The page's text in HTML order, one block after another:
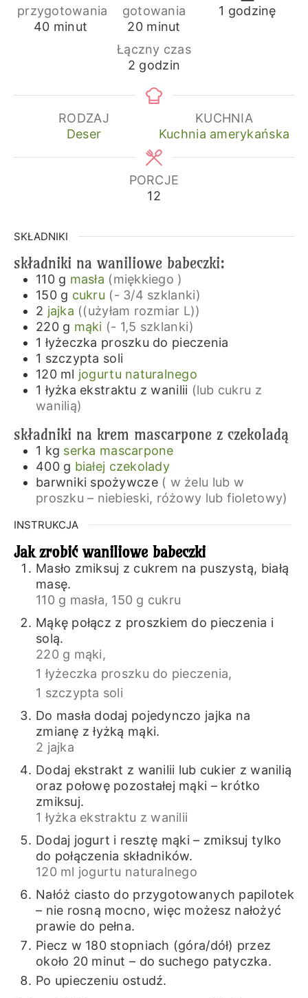
przygotowania
40minuty
minut
gotowania
20minuty
minut
1 godzina
godzinę
Łączny czas
2 godziny
godzin
RODZAJ
Deser
KUCHNIA
Kuchnia amerykańska
PORCJE
12
SKŁADNIKI
składniki na waniliowe babeczki:
110 g masła (miękkiego )
150 g cukru (- 3/4 szklanki)
2 jajka ((użyłam rozmiar L))
220 g mąki (- 1,5 szklanki)
1 łyżeczka proszku do pieczenia
1 szczypta soli
120 ml jogurtu naturalnego
1 łyżka ekstraktu z wanilii (lub cukru z
wanilią)
składniki na krem mascarpone z czekoladą
1 kg serka mascarpone
400 g białej czekolady
barwniki spożywcze ( w żelu lub w
proszku – niebieski, różowy lub fioletowy)
INSTRUKCJA
Jak zrobić waniliowe babeczki
Masło zmiksuj z cukrem na puszystą, białą
masę.
110 g masła, 150 g cukru
Mąkę połącz z proszkiem do pieczenia i
solą.
220 g mąki,
1 łyżeczka proszku do pieczenia,
1 szczypta soli
Do masła dodaj pojedynczo jajka na
zmianę z łyżką mąki.
2 jajka
Dodaj ekstrakt z wanilii lub cukier z wanilią
oraz połowę pozostałej mąki – krótko
zmiksuj.
1 łyżka ekstraktu z wanilii
Dodaj jogurt i resztę mąki – zmiksuj tylko
do połączenia składników.
120 ml jogurtu naturalnego
Nałóż ciasto do przygotowanych papilotek
– nie rosną mocno, więc możesz nałożyć
prawie do pełna.
Piecz w 180 stopniach (góra/dół) przez
około 20 minut – do suchego patyczka.
Po upieczeniu ostudź.